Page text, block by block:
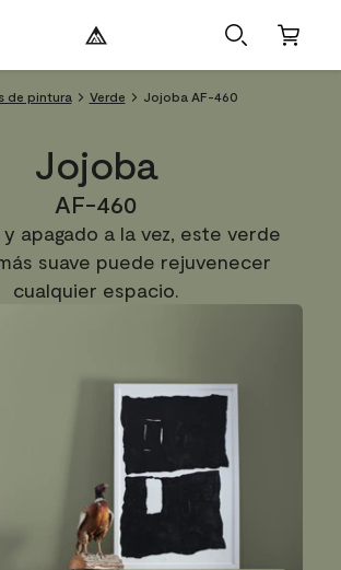
de pintura Verde Jojoba AF-460
Jojoba
AF-460
apagado a la vez, este verde
suave puede rejuvenecer
cualquier espacio.